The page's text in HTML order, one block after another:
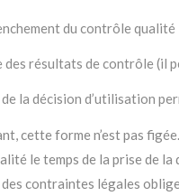
du contrôle qualité
des résultats de contrôle (il
la décision d’utilisation
cette forme n’est pas
le temps de la prise de
contraintes légales